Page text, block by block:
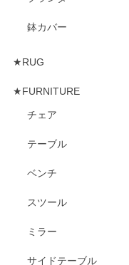
鉢カバー
★RUG
★FURNITURE
チェア
テーブル
ベンチ
スツール
ミラー
サイドテーブル